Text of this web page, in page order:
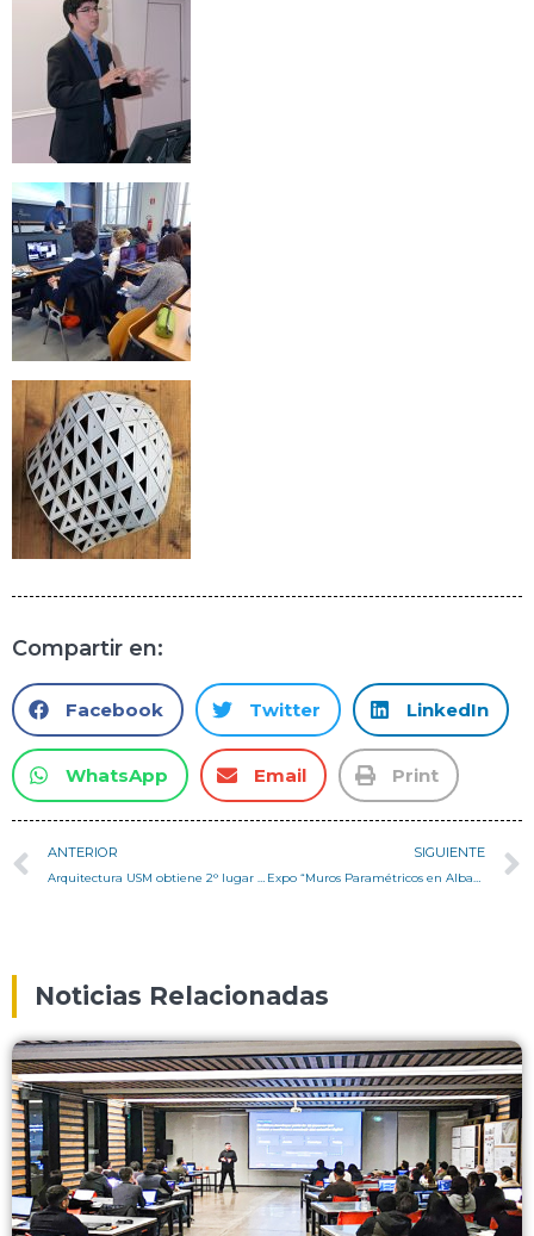
Compartir en:
Facebook Twitter LinkedIn
WhatsApp Email Print
ANTERIOR
Arquitectura USM obtiene 2° lugar en Workshop Ochoalcubo
SIGUIENTE
Expo “Muros Paramétricos en Albañilería de ladrillo fiscal sin refuerzos”
Noticias Relacionadas